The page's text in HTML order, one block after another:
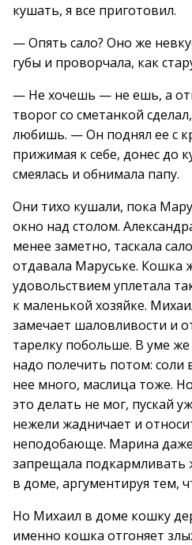
кушать, я все приготовил.
— Опять сало? Оно же
губы и проворчала, как
— Не хочешь — не ешь, а
творог со сметанкой
любишь. — Он поднял ее с
прижимая к себе, донес до
смеялась и обнимала папу.
Они тихо кушали, пока
окно над столом.
менее заметно, таскала
отдавала Маруське. Кошка
удовольствием уплетала
к маленькой хозяйке.
замечает шаловливости и
тарелку побольше. В уме
надо полечить потом: соли
нее много, маслица тоже.
это делать не мог, пускай
нежели жадничает и
неподобающе. Марина
запрещала подкармливать
в доме, аргументируя тем,
Но Михаил в доме кошку
именно кошка отгоняет